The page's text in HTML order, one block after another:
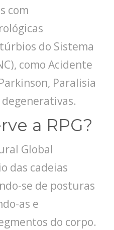
com
do Sistema
como Acidente
Paralisia
a RPG?
Global
das cadeias
se de posturas
as e
do corpo.